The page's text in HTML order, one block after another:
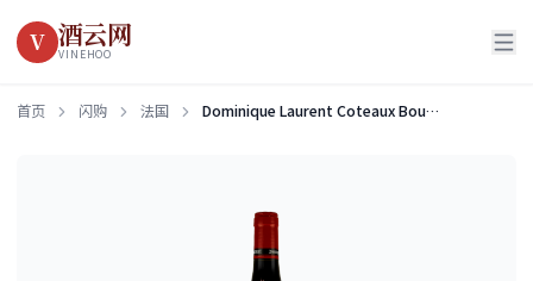
V 酒云网
VINEHOO
首页 闪购 法国 Dominique Laurent Coteaux Bourguignons 2022